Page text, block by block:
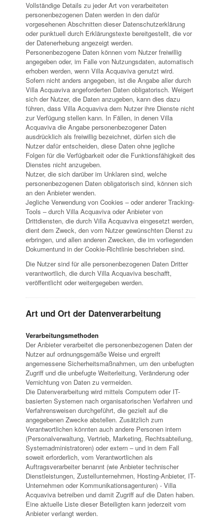
Vollständige Details zu jeder Art von verarbeiteten
personenbezogenen Daten werden in den dafür
vorgesehenen Abschnitten dieser Datenschutzerklärung
oder punktuell durch Erklärungstexte bereitgestellt, die vor
der Datenerhebung angezeigt werden.
Personenbezogene Daten können vom Nutzer freiwillig
angegeben oder, im Falle von Nutzungsdaten, automatisch
erhoben werden, wenn Villa Acquaviva genutzt wird.
Sofern nicht anders angegeben, ist die Angabe aller durch
Villa Acquaviva angeforderten Daten obligatorisch. Weigert
sich der Nutzer, die Daten anzugeben, kann dies dazu
führen, dass Villa Acquaviva dem Nutzer ihre Dienste nicht
zur Verfügung stellen kann. In Fällen, in denen Villa
Acquaviva die Angabe personenbezogener Daten
ausdrücklich als freiwillig bezeichnet, dürfen sich die
Nutzer dafür entscheiden, diese Daten ohne jegliche
Folgen für die Verfügbarkeit oder die Funktionsfähigkeit des
Dienstes nicht anzugeben.
Nutzer, die sich darüber im Unklaren sind, welche
personenbezogenen Daten obligatorisch sind, können sich
an den Anbieter wenden.
Jegliche Verwendung von Cookies – oder anderer Tracking-
Tools – durch Villa Acquaviva oder Anbieter von
Drittdiensten, die durch Villa Acquaviva eingesetzt werden,
dient dem Zweck, den vom Nutzer gewünschten Dienst zu
erbringen, und allen anderen Zwecken, die im vorliegenden
Dokumentund in der Cookie-Richtlinie beschrieben sind.
Die Nutzer sind für alle personenbezogenen Daten Dritter
verantwortlich, die durch Villa Acquaviva beschafft,
veröffentlicht oder weitergegeben werden.
Art und Ort der Datenverarbeitung
Verarbeitungsmethoden
Der Anbieter verarbeitet die personenbezogenen Daten der
Nutzer auf ordnungsgemäße Weise und ergreift
angemessene Sicherheitsmaßnahmen, um den unbefugten
Zugriff und die unbefugte Weiterleitung, Veränderung oder
Vernichtung von Daten zu vermeiden.
Die Datenverarbeitung wird mittels Computern oder IT-
basierten Systemen nach organisatorischen Verfahren und
Verfahrensweisen durchgeführt, die gezielt auf die
angegebenen Zwecke abstellen. Zusätzlich zum
Verantwortlichen könnten auch andere Personen intern
(Personalverwaltung, Vertrieb, Marketing, Rechtsabteilung,
Systemadministratoren) oder extern – und in dem Fall
soweit erforderlich, vom Verantwortlichen als
Auftragsverarbeiter benannt (wie Anbieter technischer
Dienstleistungen, Zustellunternehmen, Hosting-Anbieter, IT-
Unternehmen oder Kommunikationsagenturen) - Villa
Acquaviva betreiben und damit Zugriff auf die Daten haben.
Eine aktuelle Liste dieser Beteiligten kann jederzeit vom
Anbieter verlangt werden.